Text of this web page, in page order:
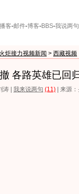
播客-邮件-博客-BBS-我说两句
火炬接力视频新闻 > 西藏视频
各路英雄已回
| 我来说两句 (11) | 来源